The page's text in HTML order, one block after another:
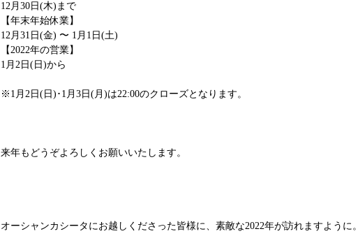
12月30日(木)まで
【年末年始休業】
12月31日(金) 〜 1月1日(土)
【2022年の営業】
1月2日(日)から
※1月2日(日)･1月3日(月)は22:00のクローズとなります。
来年もどうぞよろしくお願いいたします。
オーシャンカシータにお越しくださった皆様に、素敵な2022年が訪れますように。